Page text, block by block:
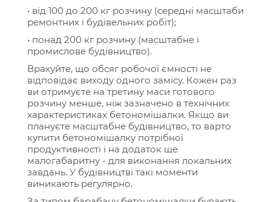
• від 100 до 200 кг розчину (середні масштаби
ремонтних і будівельних робіт);
• понад 200 кг розчину (масштабне і
промислове будівництво).
Врахуйте, що обсяг робочої ємності не
відповідає виходу одного замісу. Кожен раз
ви отримуєте на третину маси готового
розчину менше, ніж зазначено в технічних
характеристиках бетономішалки. Якщо ви
плануєте масштабне будівництво, то варто
купити бетономішалку потрібної
продуктивності і на додаток ще
малогабаритну - для виконання локальних
завдань. У будівництві такі моменти
виникають регулярно.